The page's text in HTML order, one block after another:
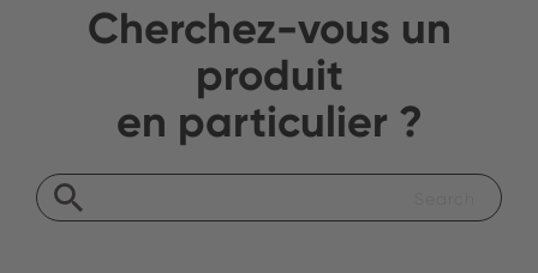
Cherchez-vous un
produit
en particulier ?